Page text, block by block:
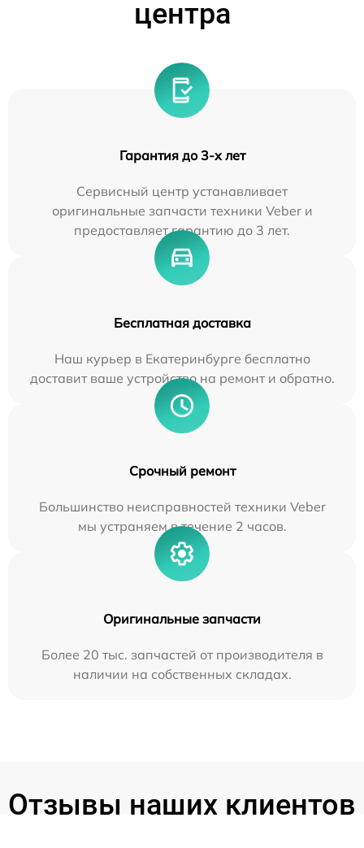
центра
Гарантия до 3-х лет
Сервисный центр устанавливает
оригинальные запчасти техники Veber и
предоставляет гарантию до 3 лет.
Бесплатная доставка
Наш курьер в Екатеринбурге бесплатно
доставит ваше устройство на ремонт и обратно.
Срочный ремонт
Большинство неисправностей техники Veber
мы устраняем в течение 2 часов.
Оригинальные запчасти
Более 20 тыс. запчастей от производителя в
наличии на собственных складах.
Отзывы наших клиентов